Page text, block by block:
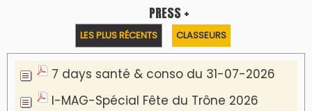
Podcast Eco-Business du 20-07-2026
Podcast IA-MAG-07 du 22-07-2026
Podcast I-Week N°136-19-07-2026
Podcast I-débats N31 du 18-07-2026